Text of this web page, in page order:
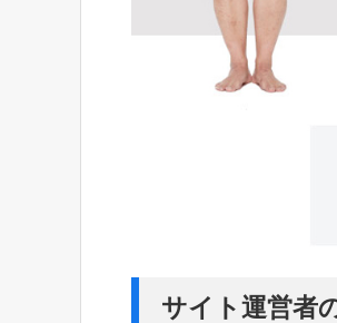
サイト運営者